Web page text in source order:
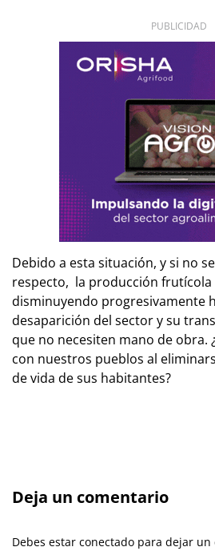
PUBLICIDAD
Debido a esta situación, y si no
respecto, la producción frutícola
disminuyendo progresivamente
desaparición del sector y su
que no necesiten mano de obra.
con nuestros pueblos al
de vida de sus habitantes?
Deja un comentario
Debes estar conectado para dejar un